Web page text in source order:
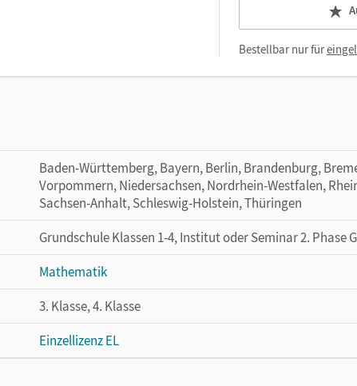
Bestellbar nur für
Baden-Württemberg, Bayern, Berlin, Brandenburg,
Vorpommern, Niedersachsen, Nordrhein-Westfalen,
Sachsen-Anhalt, Schleswig-Holstein, Thüringen
Grundschule Klassen 1-4, Institut oder Seminar 2. Phase
Mathematik
3. Klasse, 4. Klasse
Einzellizenz EL